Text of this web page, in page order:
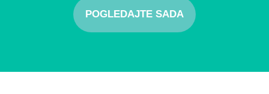
POGLEDAJTE SADA